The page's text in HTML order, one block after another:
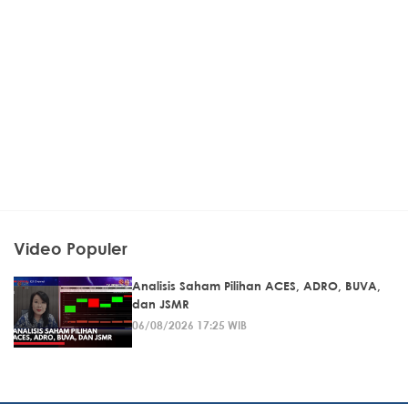
Video Populer
Analisis Saham Pilihan ACES, ADRO, BUVA,
dan JSMR
06/08/2026 17:25 WIB